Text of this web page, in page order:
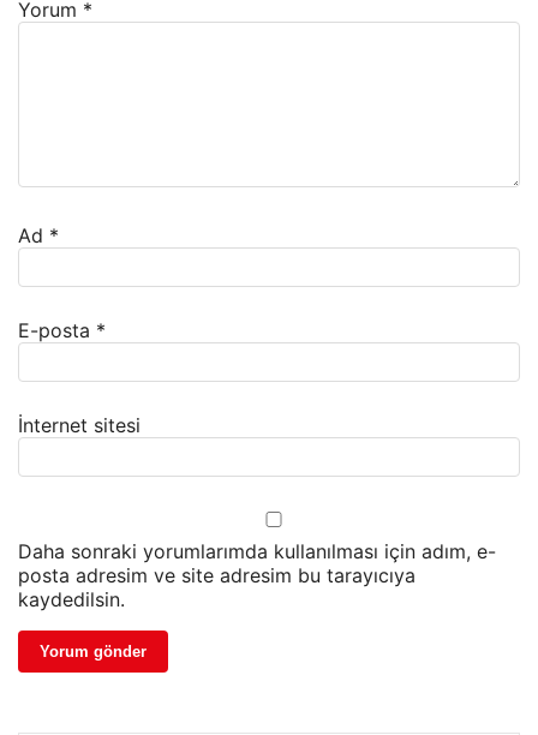
Yorum *
Ad *
E-posta *
İnternet sitesi
Daha sonraki yorumlarımda kullanılması için adım, e-
posta adresim ve site adresim bu tarayıcıya
kaydedilsin.